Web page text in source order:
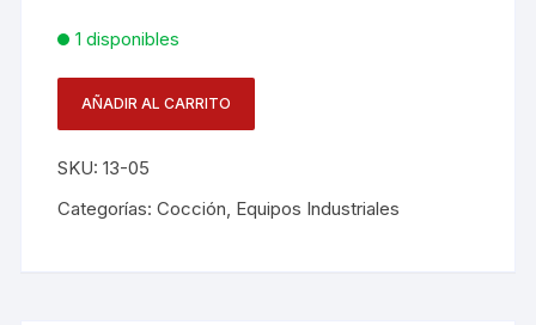
1 disponibles
Sobreponer
4
AÑADIR AL CARRITO
SKU:13-05
Categorías:Cocción, Equipos Industriales